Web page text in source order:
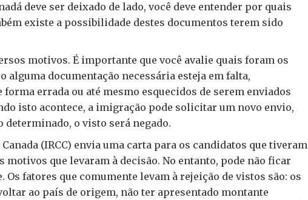
deve ser deixado de lado, você deve entender por quais
existe a possibilidade destes documentos terem sido
motivos. É importante que você avalie quais foram os
alguma documentação necessária esteja em falta,
errada ou até mesmo esquecidos de serem enviados
isto acontece, a imigração pode solicitar um novo envio,
o visto será negado.
(IRCC) envia uma carta para os candidatos que tiveram
motivos que levaram à decisão. No entanto, pode não ficar
fatores que comumente levam à rejeição de vistos são: os
ao país de origem, não ter apresentado montante